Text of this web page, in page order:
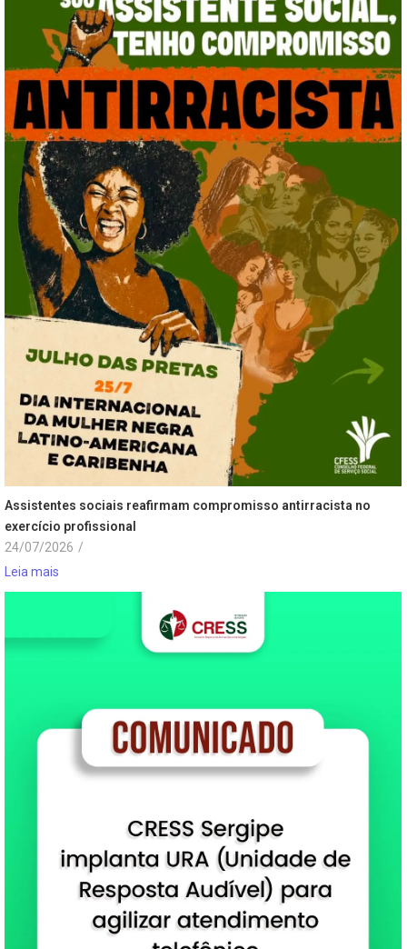
Assistentes sociais reafirmam compromisso antirracista no
exercício profissional
24/07/2026 /
Leia mais